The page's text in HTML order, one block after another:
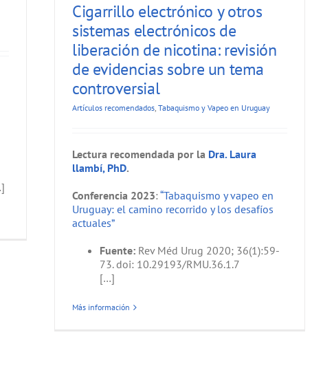
Cigarrillo electrónico y otros
sistemas electrónicos de
liberación de nicotina: revisión
de evidencias sobre un tema
controversial
Artículos recomendados, Tabaquismo y Vapeo en Uruguay
Lectura recomendada por la Dra. Laura
llambí, PhD.
Conferencia 2023: “Tabaquismo y vapeo en
Uruguay: el camino recorrido y los desafíos
actuales”
Fuente: Rev Méd Urug 2020; 36(1):59-
73. doi: 10.29193/RMU.36.1.7
[…]
Más información